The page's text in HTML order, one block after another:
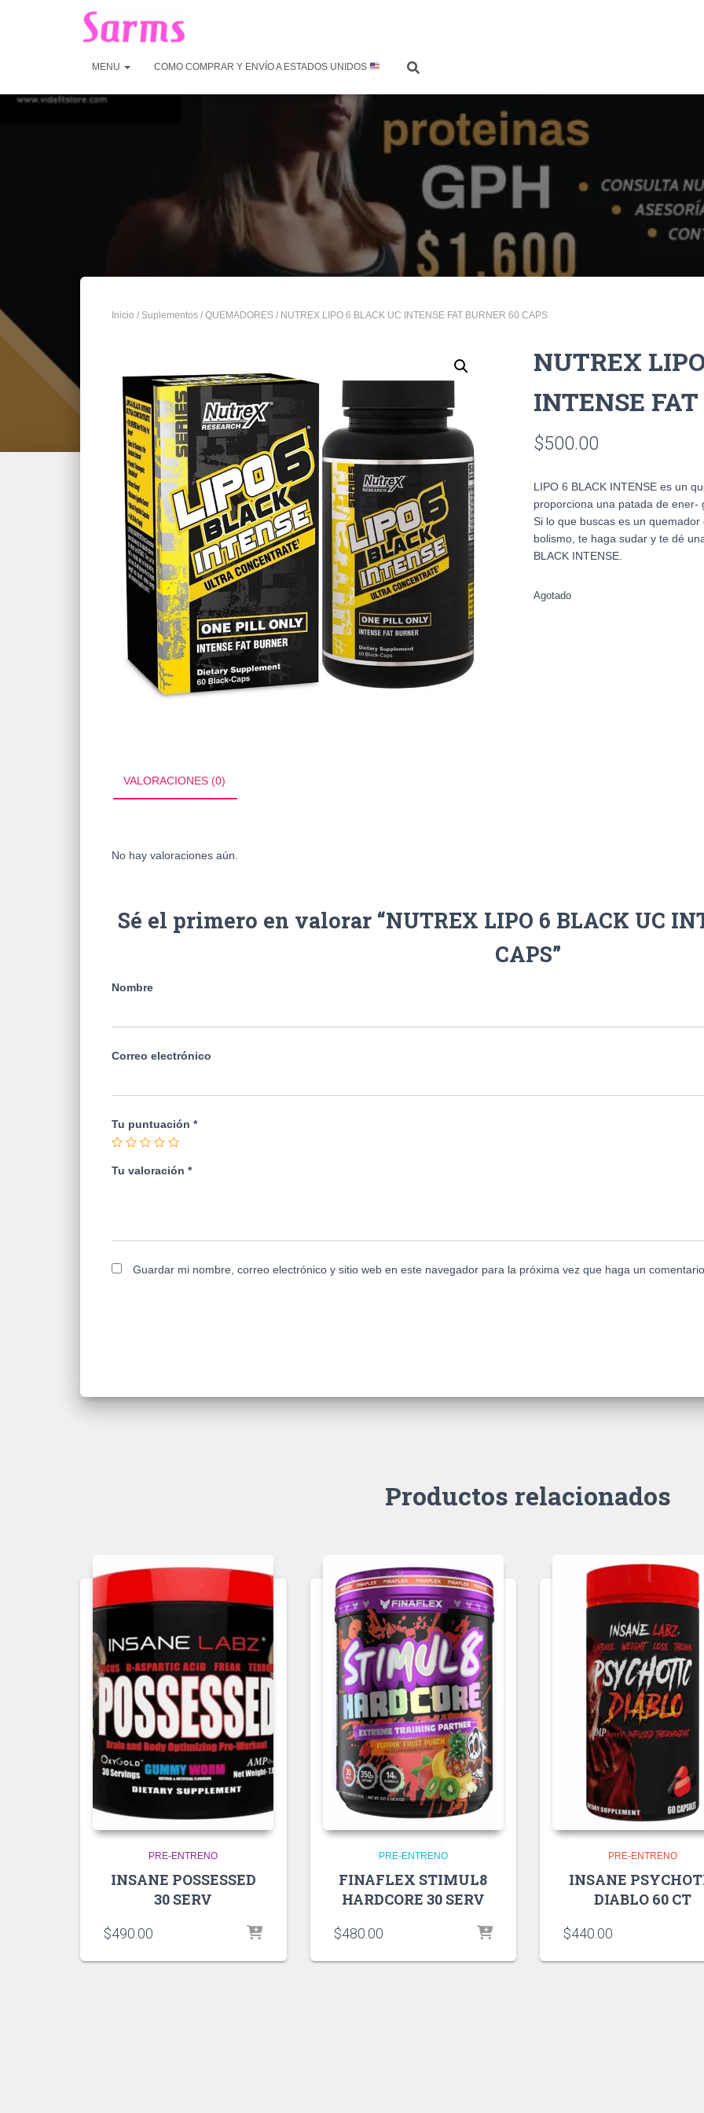
MENU COMO COMPRAR Y ENVÍO A ESTADOS UNIDOS
Inicio / Suplementos / QUEMADORES / NUTREX LIPO 6 BLACK UC INTENSE FAT BURNER 60 CAPS
NUTREX
INTENSE
$500.00
LIPO 6 BLACK INTENSE es un
proporciona una patada de ener-
Si lo que buscas es un
bolismo, te haga sudar y te dé
BLACK INTENSE.
Agotado
VALORACIONES (0)
No hay valoraciones aún.
Sé el primero en valorar “NUTREX LIPO 6 BLACK UC
CAPS”
Nombre
Correo electrónico
Tu puntuación *
Tu valoración *
Guardar mi nombre, correo electrónico y sitio web en este navegador para la próxima vez que haga un
Productos relacionados
PRE-ENTRENO
INSANE POSSESSED
30 SERV
$490.00
PRE-ENTRENO
FINAFLEX STIMUL8
HARDCORE 30 SERV
$480.00
PRE-ENTRENO
INSANE
DIABLO 60 CT
$440.00